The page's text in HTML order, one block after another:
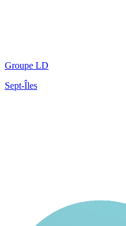
Groupe LD
Sept-Îles